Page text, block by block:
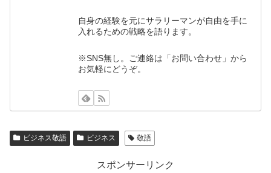
自身の経験を元にサラリーマンが自由を手に
入れるための戦略を語ります。
※SNS無し。ご連絡は「お問い合わせ」から
お気軽にどうぞ。
ビジネス敬語 ビジネス 敬語
スポンサーリンク